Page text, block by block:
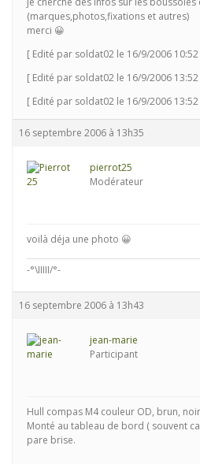
(marques,photos,fixations et autres)
merci 😀
[ Edité par soldat02 le 16/9/2006 10:52
[ Edité par soldat02 le 16/9/2006 13:52
[ Edité par soldat02 le 16/9/2006 13:52
16 septembre 2006 à 13h35
pierrot25
Modérateur
voilà déja une photo 😀
-°\IIIII/°-
16 septembre 2006 à 13h43
jean-marie
Participant
Hull compas M4 couleur OD, brun,
Monté au tableau de bord ( souvent
pare brise.